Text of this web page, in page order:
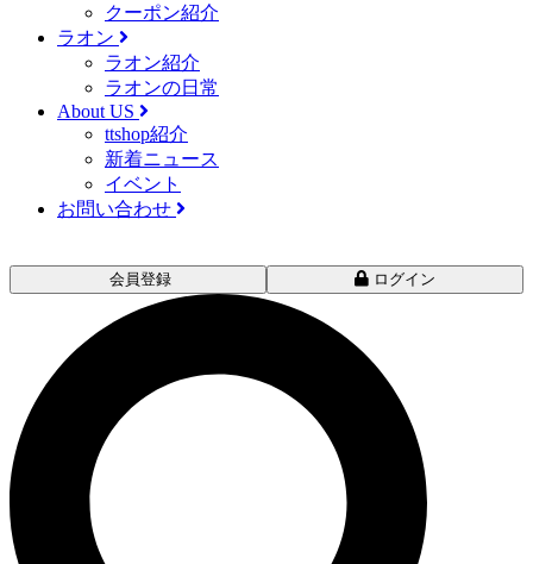
クーポン紹介
ラオン
ラオン紹介
ラオンの日常
About US
ttshop紹介
新着ニュース
イベント
お問い合わせ
会員登録 ログイン